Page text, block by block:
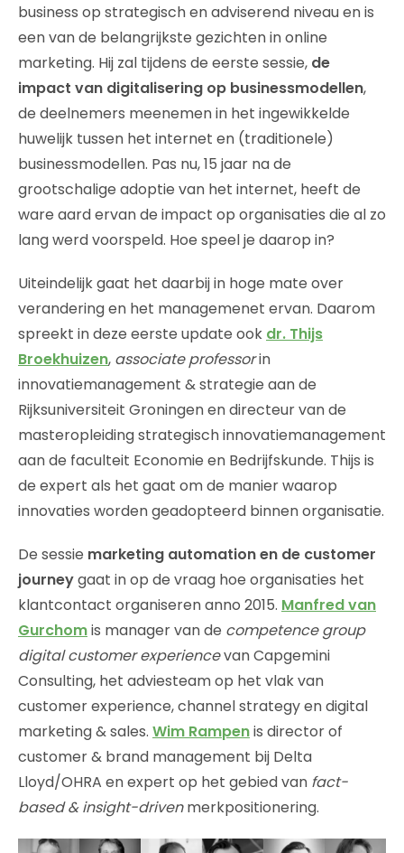
business op strategisch en adviserend niveau en is
een van de belangrijkste gezichten in online
marketing. Hij zal tijdens de eerste sessie, de
impact van digitalisering op businessmodellen,
de deelnemers meenemen in het ingewikkelde
huwelijk tussen het internet en (traditionele)
businessmodellen. Pas nu, 15 jaar na de
grootschalige adoptie van het internet, heeft de
ware aard ervan de impact op organisaties die al zo
lang werd voorspeld. Hoe speel je daarop in?
Uiteindelijk gaat het daarbij in hoge mate over
verandering en het managemenet ervan. Daarom
spreekt in deze eerste update ook dr. Thijs
Broekhuizen, associate professorin
innovatiemanagement & strategie aan de
Rijksuniversiteit Groningen en directeur van de
masteropleiding strategisch innovatiemanagement
aan de faculteit Economie en Bedrijfskunde. Thijs is
de expert als het gaat om de manier waarop
innovaties worden geadopteerd binnen organisatie.
De sessie marketing automation en de customer
journeygaat in op de vraag hoe organisaties het
klantcontact organiseren anno 2015. Manfred van
Gurchomis manager van de competence group
digital customer experiencevan Capgemini
Consulting, het adviesteam op het vlak van
customer experience, channel strategy en digital
marketing & sales. Wim Rampenis director of
customer & brand management bij Delta
Lloyd/OHRA en expert op het gebied van fact-
based & insight-drivenmerkpositionering.